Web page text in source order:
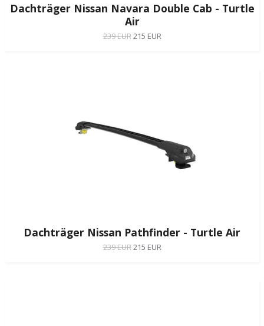
Dachträger Nissan Navara Double Cab - Turtle
Air
239 EUR215 EUR
Dachträger Nissan Pathfinder - Turtle Air
239 EUR215 EUR